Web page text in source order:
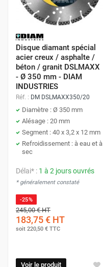
Disque diamant spécial
acier creux / asphalte /
béton / granit DSLMAXX
- Ø 350 mm - DIAM
INDUSTRIES
Réf. : DM DSLMAXX350/20
Diamètre : Ø 350 mm
Alésage : 20 mm
Segment : 40 x 3,2 x 12 mm
Refroidissement : à eau et à
sec
Délai* : 1 à 2 jours ouvrés
* généralement constaté
-25%
245,00 €HT
183,75 € HT
soit 220,50 € TTC
Voir le produit